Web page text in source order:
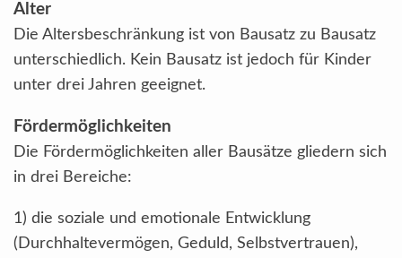
Alter
Die Altersbeschränkung ist von Bausatz zu Bausatz
unterschiedlich. Kein Bausatz ist jedoch für Kinder
unter drei Jahren geeignet.
Fördermöglichkeiten
Die Fördermöglichkeiten aller Bausätze gliedern sich
in drei Bereiche:
1) die soziale und emotionale Entwicklung
(Durchhaltevermögen, Geduld, Selbstvertrauen),